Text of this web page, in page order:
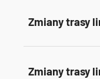
Zmiany trasy
Zmiany trasy